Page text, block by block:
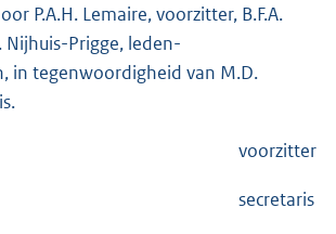
P.A.H. Lemaire, voorzitter, B.F.A.
Nijhuis-Prigge, leden-
in tegenwoordigheid van M.D.